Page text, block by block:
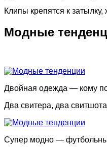
Клипы крепятся к
Модные
Двойная одежда — кому
Два свитера, два
Супер модно —